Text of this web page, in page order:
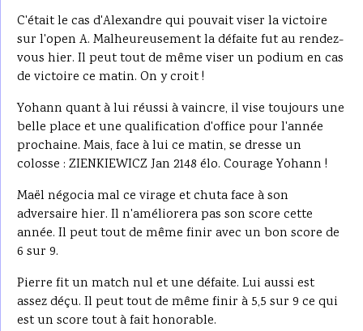
C'était le cas d'Alexandre qui pouvait viser la victoire
sur l'open A. Malheureusement la défaite fut au rendez-
vous hier. Il peut tout de même viser un podium en cas
de victoire ce matin. On y croit !
Yohann quant à lui réussi à vaincre, il vise toujours une
belle place et une qualification d'office pour l'année
prochaine. Mais, face à lui ce matin, se dresse un
colosse : ZIENKIEWICZ Jan 2148 élo. Courage Yohann !
Maël négocia mal ce virage et chuta face à son
adversaire hier. Il n'améliorera pas son score cette
année. Il peut tout de même finir avec un bon score de
6 sur 9.
Pierre fit un match nul et une défaite. Lui aussi est
assez déçu. Il peut tout de même finir à 5,5 sur 9 ce qui
est un score tout à fait honorable.